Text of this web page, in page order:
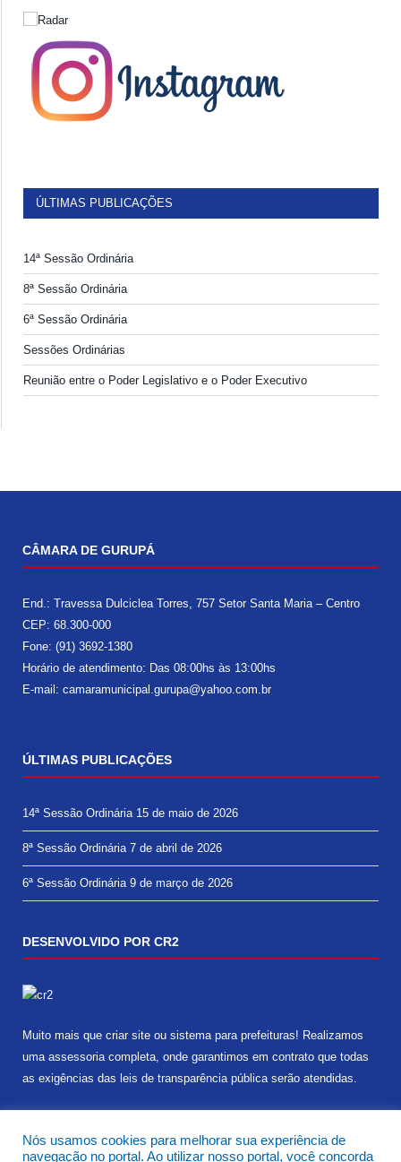
ÚLTIMAS PUBLICAÇÕES
14ª Sessão Ordinária
8ª Sessão Ordinária
6ª Sessão Ordinária
Sessões Ordinárias
Reunião entre o Poder Legislativo e o Poder Executivo
CÂMARA DE GURUPÁ
End.: Travessa Dulciclea Torres, 757 Setor Santa Maria – Centro
CEP: 68.300-000
Fone: (91) 3692-1380
Horário de atendimento: Das 08:00hs às 13:00hs
E-mail: camaramunicipal.gurupa@yahoo.com.br
ÚLTIMAS PUBLICAÇÕES
14ª Sessão Ordinária 15 de maio de 2026
8ª Sessão Ordinária 7 de abril de 2026
6ª Sessão Ordinária 9 de março de 2026
DESENVOLVIDO POR CR2
Muito mais que criar site ou sistema para prefeituras! Realizamos
uma assessoria completa, onde garantimos em contrato que todas
as exigências das leis de transparência pública serão atendidas.
Nós usamos cookies para melhorar sua experiência de
navegação no portal. Ao utilizar nosso portal, você concorda